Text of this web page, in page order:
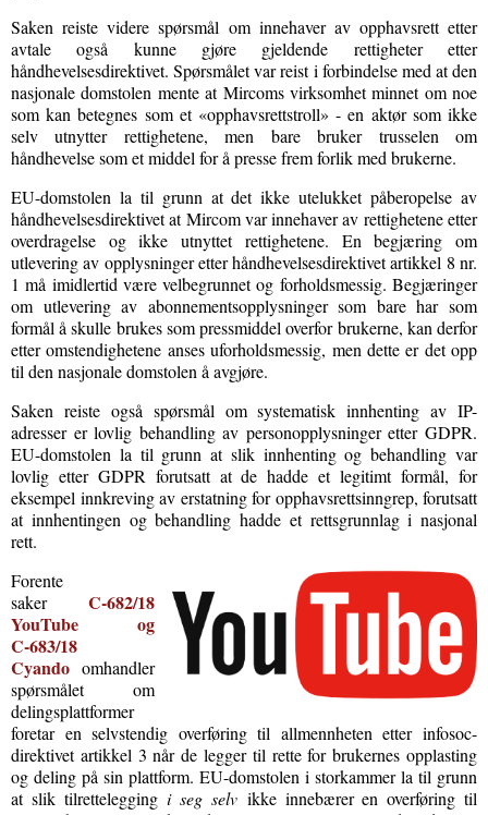
Saken reiste videre spørsmål om innehaver av opphavsrett etter
avtale også kunne gjøre gjeldende rettigheter etter
håndhevelsesdirektivet. Spørsmålet var reist i forbindelse med at den
nasjonale domstolen mente at Mircoms virksomhet minnet om noe
som kan betegnes som et «opphavsrettstroll» - en aktør som ikke
selv utnytter rettighetene, men bare bruker trusselen om
håndhevelse som et middel for å presse frem forlik med brukerne.
EU-domstolen la til grunn at det ikke utelukket påberopelse av
håndhevelsesdirektivet at Mircom var innehaver av rettighetene etter
overdragelse og ikke utnyttet rettighetene. En begjæring om
utlevering av opplysninger etter håndhevelsesdirektivet artikkel 8 nr.
1 må imidlertid være velbegrunnet og forholdsmessig. Begjæringer
om utlevering av abonnementsopplysninger som bare har som
formål å skulle brukes som pressmiddel overfor brukerne, kan derfor
etter omstendighetene anses uforholdsmessig, men dette er det opp
til den nasjonale domstolen å avgjøre.
Saken reiste også spørsmål om systematisk innhenting av IP-
adresser er lovlig behandling av personopplysninger etter GDPR.
EU-domstolen la til grunn at slik innhenting og behandling var
lovlig etter GDPR forutsatt at de hadde et legitimt formål, for
eksempel innkreving av erstatning for opphavsrettsinngrep, forutsatt
at innhentingen og behandling hadde et rettsgrunnlag i nasjonal
rett.
Forente
saker C‑682/18
YouTube og
C‑683/18
Cyando omhandler
spørsmålet om
delingsplattformer
foretar en selvstendig overføring til allmennheten etter infosoc-
direktivet artikkel 3 når de legger til rette for brukernes opplasting
og deling på sin plattform. EU-domstolen i storkammer la til grunn
at slik tilretteleggingi seg selv ikke innebærer en overføring til